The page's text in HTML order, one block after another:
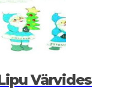
Värvides